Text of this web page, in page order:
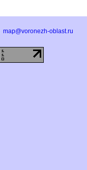
map@voronezh-oblast.ru